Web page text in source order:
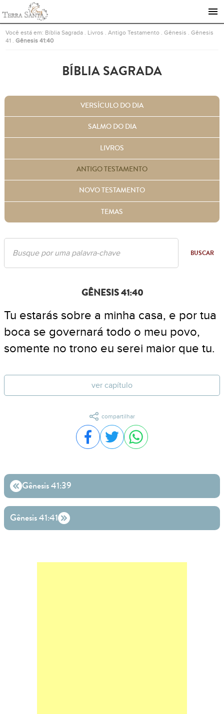
Ir para a página inicial
Você está em: Bíblia Sagrada Livros .Antigo Testamento .Gênesis .Gênesis
41 .Gênesis 41:40
BÍBLIA SAGRADA
VERSÍCULO DO DIA
SALMO DO DIA
LIVROS
ANTIGO TESTAMENTO
NOVO TESTAMENTO
TEMAS
BUSCAR
GÊNESIS 41:40
Tu estarás sobre a minha casa, e por tua
boca se governará todo o meu povo,
somente no trono eu serei maior que tu.
ver capítulo
compartilhar
Compartilhar no Facebook
Compartilhar no Twitter
Compartilhar no
Gênesis 41:39
Gênesis 41:41